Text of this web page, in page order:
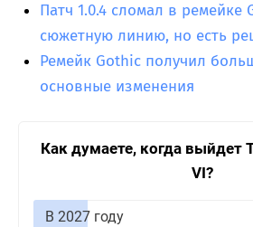
Патч 1.0.4 сломал в ремейке
сюжетную линию, но есть
Ремейк Gothic получил
основные изменения
Как думаете, когда выйдет
VI?
В 2027 году